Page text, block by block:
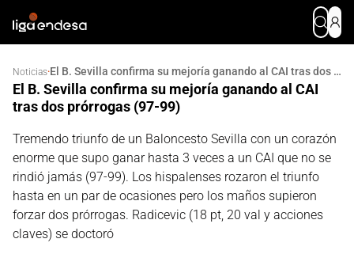
Noticias· El B. Sevilla confirma su mejoría ganando al CAI tras dos prórrogas (97-99)
El B. Sevilla confirma su mejoría ganando al CAI
tras dos prórrogas (97-99)
Tremendo triunfo de un Baloncesto Sevilla con un corazón
enorme que supo ganar hasta 3 veces a un CAI que no se
rindió jamás (97-99). Los hispalenses rozaron el triunfo
hasta en un par de ocasiones pero los maños supieron
forzar dos prórrogas. Radicevic (18 pt, 20 val y acciones
claves) se doctoró